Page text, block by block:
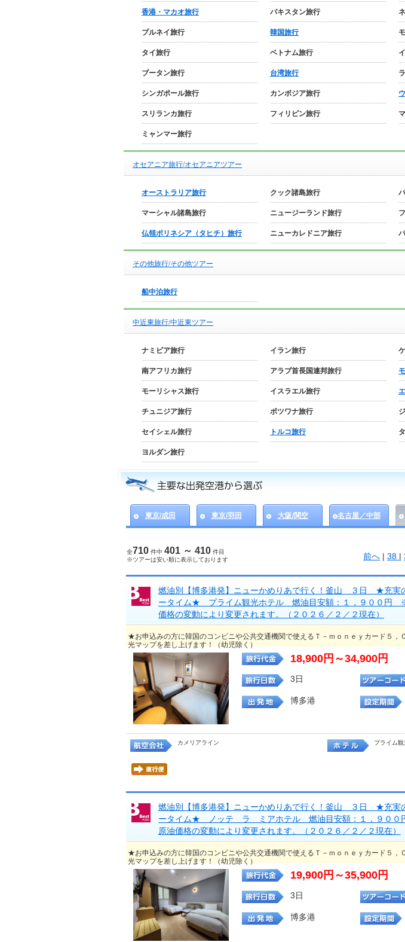
香港・マカオ旅行 パキスタン旅行
ブルネイ旅行 韓国旅行
タイ旅行 ベトナム旅行
ブータン旅行 台湾旅行
シンガポール旅行 カンボジア旅行
スリランカ旅行 フィリピン旅行
ミャンマー旅行
オセアニア旅行/オセアニアツアー
オーストラリア旅行 クック諸島旅行
マーシャル諸島旅行 ニュージーランド旅行
仏領ポリネシア（タヒチ）旅行 ニューカレドニア旅行
その他旅行/その他ツアー
船中泊旅行
中近東旅行/中近東ツアー
ナミビア旅行 イラン旅行
南アフリカ旅行 アラブ首長国連邦旅行
モーリシャス旅行 イスラエル旅行
チュニジア旅行 ボツワナ旅行
セイシェル旅行 トルコ旅行
ヨルダン旅行
東京/成田 東京/羽田 大阪/関空 名古屋／中部
全710 件中 401 ～ 410 件目
※ツアーは安い順に表示しております
前へ |38 |
燃油別【博多港発】ニューかめりあで行く！釜山 ３日 ★充実
ータイム★ プライム観光ホテル 燃油目安額：１，９００円
価格の変動により変更されます。（２０２６／２／２現在）
★お申込みの方に韓国のコンビニや公共交通機関で使えるＴ－ｍｏｎｅｙカード５，
光マップを差し上げます！（幼児除く）
18,900円～34,900円
3日
博多港
カメリアライン プライム
燃油別【博多港発】ニューかめりあで行く！釜山 ３日 ★充実
ータイム★ ノッテ ラ ミアホテル 燃油目安額：１，９０
原油価格の変動により変更されます。（２０２６／２／２現在）
★お申込みの方に韓国のコンビニや公共交通機関で使えるＴ－ｍｏｎｅｙカード５，
光マップを差し上げます！（幼児除く）
19,900円～35,900円
3日
博多港